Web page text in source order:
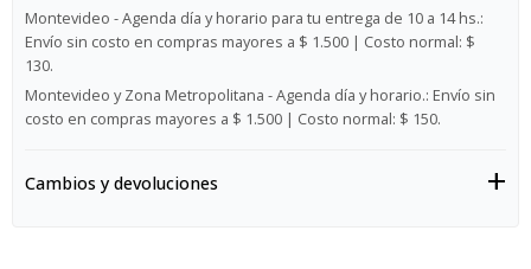
Montevideo - Agenda día y horario para tu entrega de 10 a 14 hs.:
Envío sin costo en compras mayores a $ 1.500 | Costo normal: $
130.
Montevideo y Zona Metropolitana - Agenda día y horario.: Envío sin
costo en compras mayores a $ 1.500 | Costo normal: $ 150.
Cambios y devoluciones